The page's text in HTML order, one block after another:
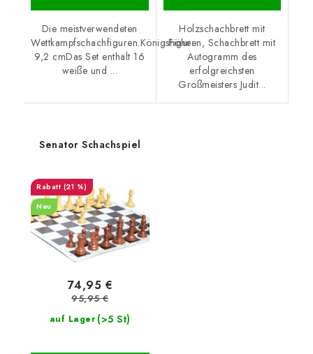
Die meistverwendeten
Wettkampfschachfiguren.Königshöhe:
9,2 cmDas Set enthält 16
weiße und ...
Holzschachbrett mit
Figuren, Schachbrett mit
Autogramm des
erfolgreichsten
Großmeisters Judit...
Senator Schachspiel
(21 %)
Neu
auf Lager (>5 St)
74,95 €
95,95 €